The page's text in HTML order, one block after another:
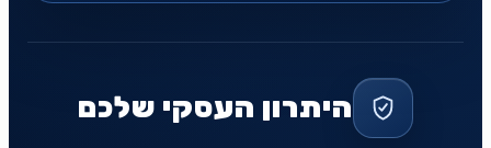
היתרון העסקי שלכם